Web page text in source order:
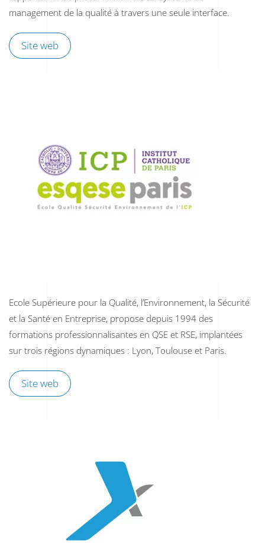
management de la qualité à travers une seule interface.
Site web
Ecole Supérieure pour la Qualité, l’Environnement, la Sécurité
et la Santé en Entreprise, propose depuis 1994 des
formations professionnalisantes en QSE et RSE, implantées
sur trois régions dynamiques : Lyon, Toulouse et Paris.
Site web